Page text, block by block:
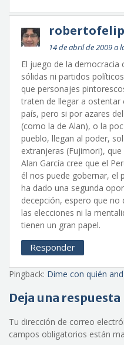
14 de abril de 2009 a
El juego de la democracia
sólidas ni partidos
que personajes
traten de llegar a
país, pero si por azares
(como la de Alan), o la
pueblo, llegan al poder,
extranjeras (Fujimori),
Alan García cree que el
él nos puede gobernar, el
ha dado una segunda
decepción, espero que no
las elecciones ni la
tienen un gran papel.
Responder
Pingback: Dime con quién
Deja una respuesta
Tu dirección de correo
campos obligatorios están